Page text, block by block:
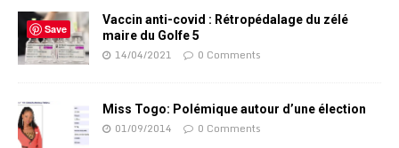
Vaccin anti-covid : Rétropédalage du zélé
maire du Golfe 5
14/04/2021 0 Comments
Miss Togo: Polémique autour d’une élection
01/09/2014 0 Comments
Save